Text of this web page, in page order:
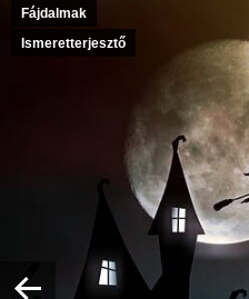
Fájdalmak
Ismeretterjesztő